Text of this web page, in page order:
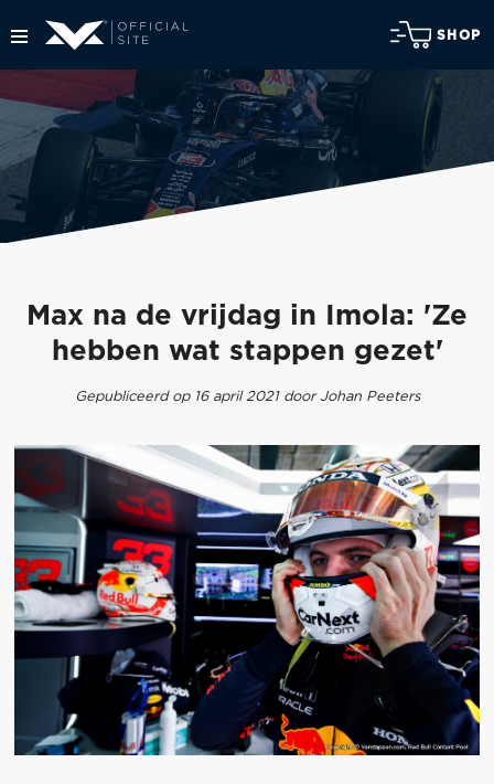
SHOP
Max na de vrijdag in Imola: 'Ze
hebben wat stappen gezet'
Gepubliceerd op 16 april 2021 door Johan Peeters